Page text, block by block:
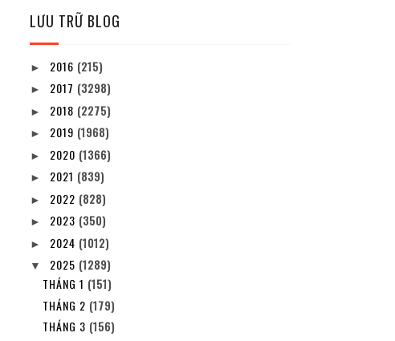
LƯU TRỮ BLOG
► 2016 (215)
► 2017 (3298)
► 2018 (2275)
► 2019 (1968)
► 2020 (1366)
► 2021 (839)
► 2022 (828)
► 2023 (350)
► 2024 (1012)
▼ 2025 (1289)
THÁNG 1 (151)
THÁNG 2 (179)
THÁNG 3 (156)